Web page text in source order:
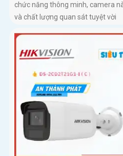
chức năng thông minh, camera
và chất lượng quan sát tuyệt vời